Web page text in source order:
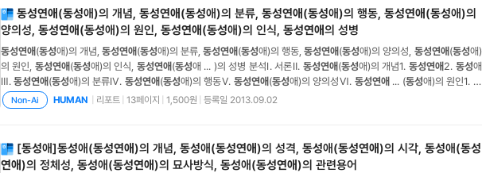
동성연애(동성애)의 개념, 동성연애(동성애)의 분류, 동성연애(동성애)의 행동, 동성연애(동성애)의
양의성, 동성연애(동성애)의 원인, 동성연애(동성애)의 인식, 동성연애의 성병
동성연애 (동성애)의 개념, 동성연애 (동성애)의 분류, 동성연애 (동성애)의 행동, 동성연애 (동성애)의 양의성, 동성연애 (동성애)
의 원인, 동성연애 (동성애)의 인식, 동성연애 (동성애 ... )의 성병 분석Ⅰ. 서론Ⅱ. 동성연애 (동성애)의 개념1. 동성연애 2. 동성애
Ⅲ. 동성연애 (동성애)의 분류Ⅳ. 동성연애 (동성애)의 행동Ⅴ. 동성연애 (동성애)의 양의성Ⅵ. 동성연애 ... (동성애)의 원인1. 유
혹설2. 영향설3. 무매력설4. 가정 환경설5. 도피설6. 자연충돌설7. 취향설8. 유전설Ⅶ.
는 자신의 성을 부정한다2
Non-Ai HUMAN 리포트 13페이지 1,500원 등록일 2013.09.02
[동성애]동성애(동성연애)의 개념, 동성애(동성연애)의 성격, 동성애(동성연애)의 시각, 동성애(동성
연애)의 정체성, 동성애(동성연애)의 묘사방식, 동성애(동성연애)의 관련용어